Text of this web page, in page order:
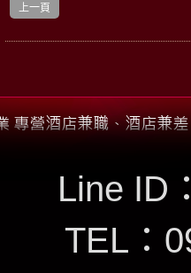
上一頁
Line ID：
TEL：